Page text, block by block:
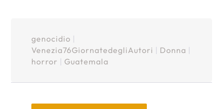
genocidio
Venezia76GiornatedegliAutori
Donna
horror
Guatemala